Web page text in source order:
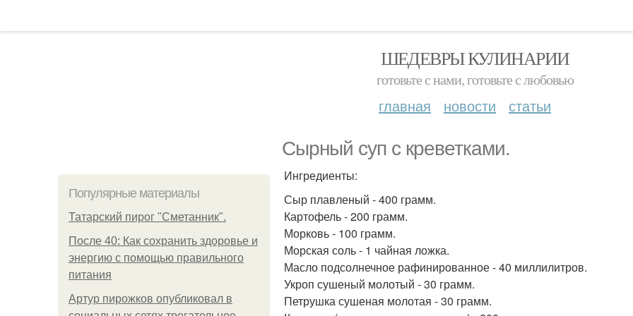
ШЕДЕВРЫ КУЛИНАРИИ
готовьте с нами, готовьте с любовью
главная новости статьи
Сырный суп с креветками.
Популярные материалы
Татарский пирог "Сметанник".
После 40: Как сохранить здоровье и
энергию с помощью правильного
питания
Артур пирожков опубликовал в
Ингредиенты:
Сыр плавленый - 400 грамм.
Картофель - 200 грамм.
Морковь - 100 грамм.
Морская соль - 1 чайная ложка.
Масло подсолнечное рафинированное - 40 миллилитров.
Укроп сушеный молотый - 30 грамм.
Петрушка сушеная молотая - 30 грамм.